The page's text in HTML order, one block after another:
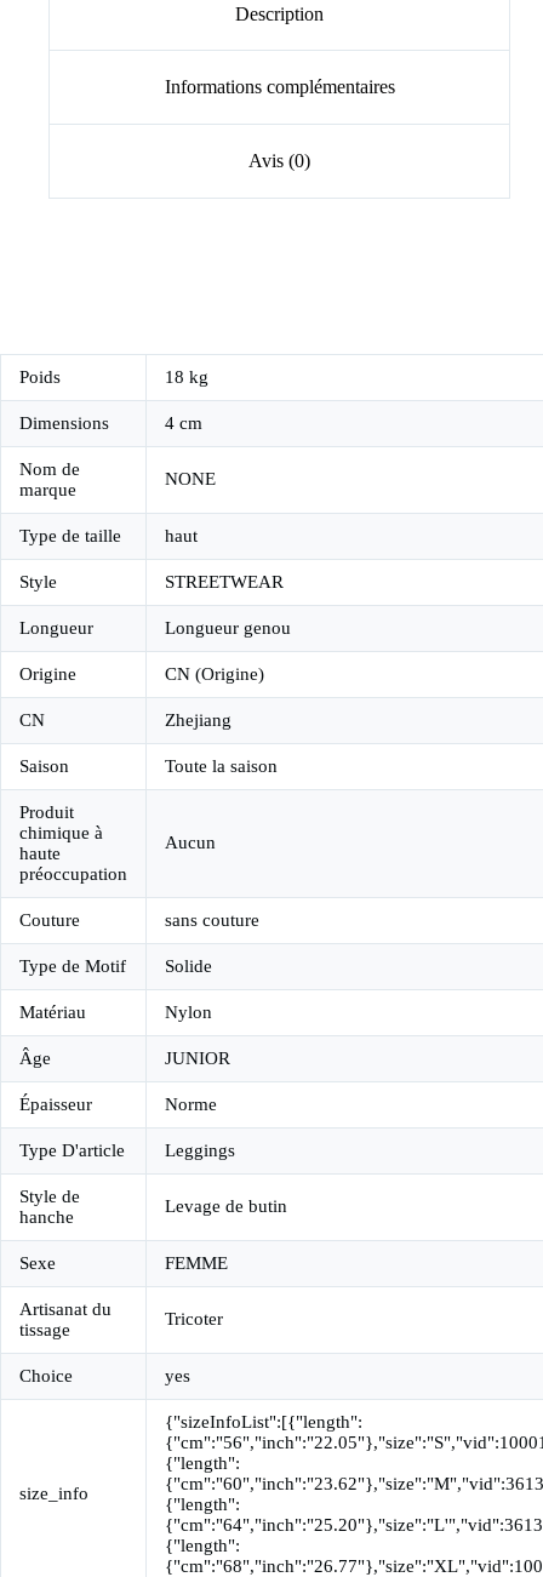
Description
Informations complémentaires
Avis (0)
Poids 18 kg
Dimensions 4 cm
Nom de
marque
NONE
Type de taille haut
Style STREETWEAR
Longueur Longueur genou
Origine CN (Origine)
CN Zhejiang
Saison Toute la saison
Produit
chimique à
haute
préoccupation
Aucun
Couture sans couture
Type de Motif Solide
Matériau Nylon
Âge JUNIOR
Épaisseur Norme
Type D'article Leggings
Style de
hanche
Levage de butin
Sexe FEMME
Artisanat du
tissage
Tricoter
Choice yes
size_info
{"sizeInfoList":[{"length":
{"length":
{"length":
{"length":